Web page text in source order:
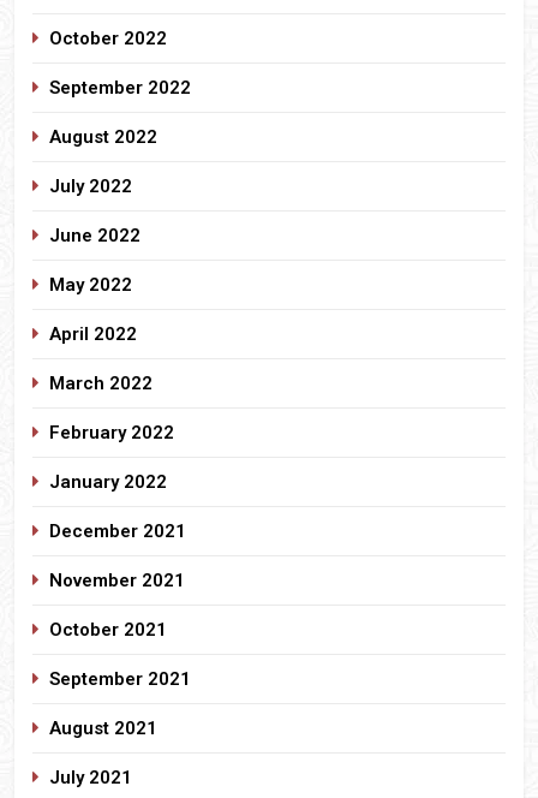
October 2022
September 2022
August 2022
July 2022
June 2022
May 2022
April 2022
March 2022
February 2022
January 2022
December 2021
November 2021
October 2021
September 2021
August 2021
July 2021